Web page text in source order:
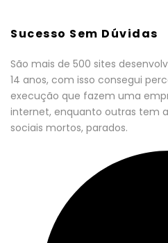
Sucesso Sem Dúvidas
São mais de 500 sites
14 anos, com isso consegui
execução que fazem uma
internet, enquanto outras tem
sociais mortos, parados.